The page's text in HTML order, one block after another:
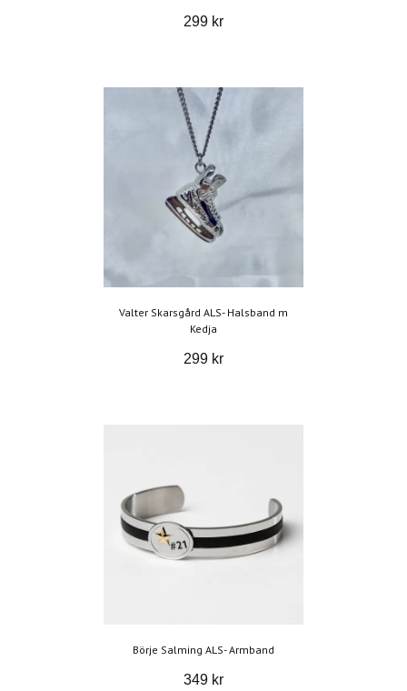
299 kr
Valter Skarsgård ALS- Halsband m
Kedja
299 kr
Börje Salming ALS- Armband
349 kr